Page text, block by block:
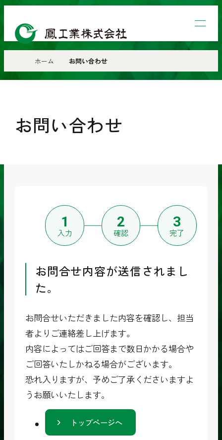
鳳
工
株
社
ホーム お問い合わせ
お問い合わせ
入力 確認 完了
お問合せ内容が送信されまし
た。
お問合せいただきました内容を確認し、担当
者よりご連絡差し上げます。
内容によってはご回答まで数日かかる場合や
ご回答いたしかねる場合がございます。
恐れ入りますが、予めご了承くださいますよ
うお願いいたします。
トップページへ